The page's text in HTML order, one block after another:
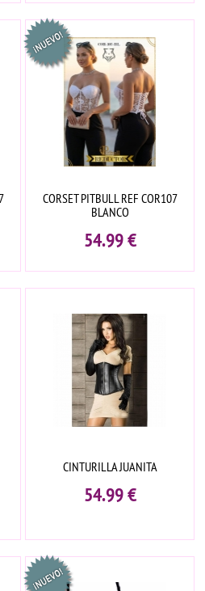
CORSET PITBULL REF COR107
BLANCO
54.99€
CINTURILLA JUANITA
54.99€